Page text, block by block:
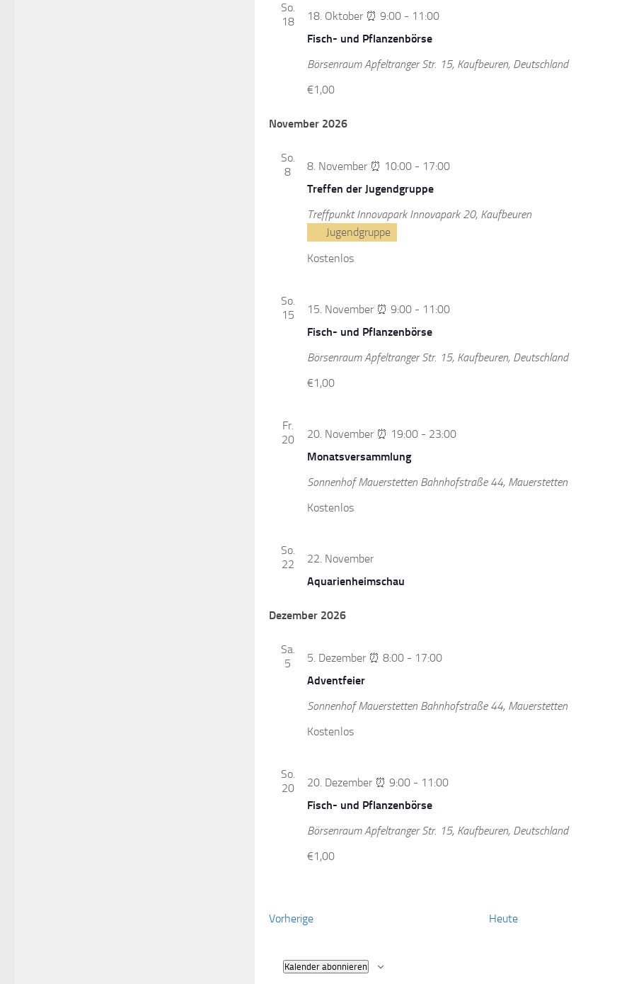
So.
18
Fisch- und Pflanzenbörse
18. Oktober ⏰ 9:00- 11:00
BörsenraumApfeltranger Str. 15, Kaufbeuren, Deutschland
€1,00
November 2026
So.
8
Treffen der Jugendgruppe
8. November ⏰ 10:00- 17:00
Treffpunkt InnovaparkInnovapark 20, Kaufbeuren
Jugendgruppe
Kostenlos
So.
15
Fisch- und Pflanzenbörse
15. November ⏰ 9:00- 11:00
BörsenraumApfeltranger Str. 15, Kaufbeuren, Deutschland
€1,00
Fr.
20
Monatsversammlung
20. November ⏰ 19:00- 23:00
Sonnenhof Mauerstetten Bahnhofstraße 44, Mauerstetten
Kostenlos
So.
22
Aquarienheimschau
22. November
Dezember 2026
Sa.
5
Adventfeier
5. Dezember ⏰ 8:00- 17:00
Sonnenhof Mauerstetten Bahnhofstraße 44, Mauerstetten
Kostenlos
So.
20
Fisch- und Pflanzenbörse
20. Dezember ⏰ 9:00- 11:00
BörsenraumApfeltranger Str. 15, Kaufbeuren, Deutschland
€1,00
VorherigeVeranstaltungen Heute
Kalender abonnieren